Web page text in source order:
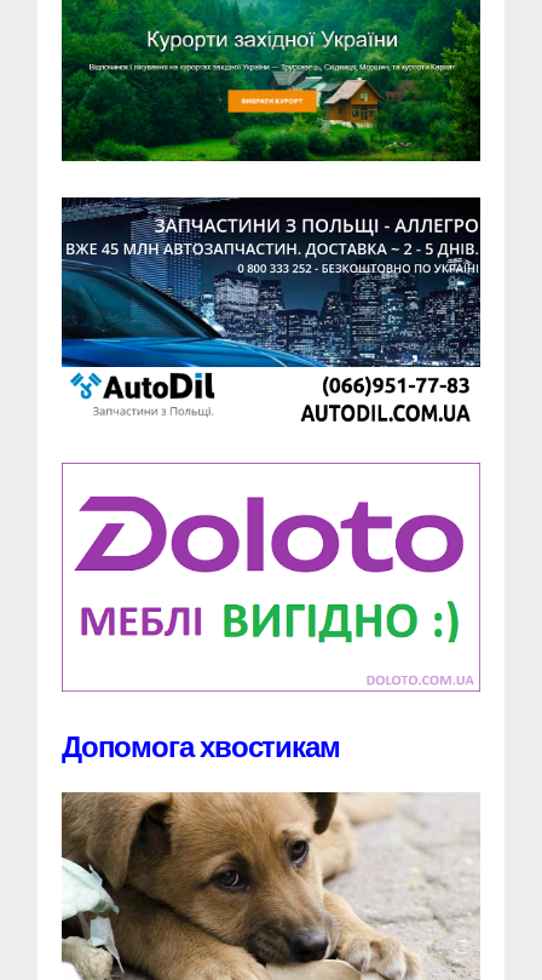
Допомога хвостикам